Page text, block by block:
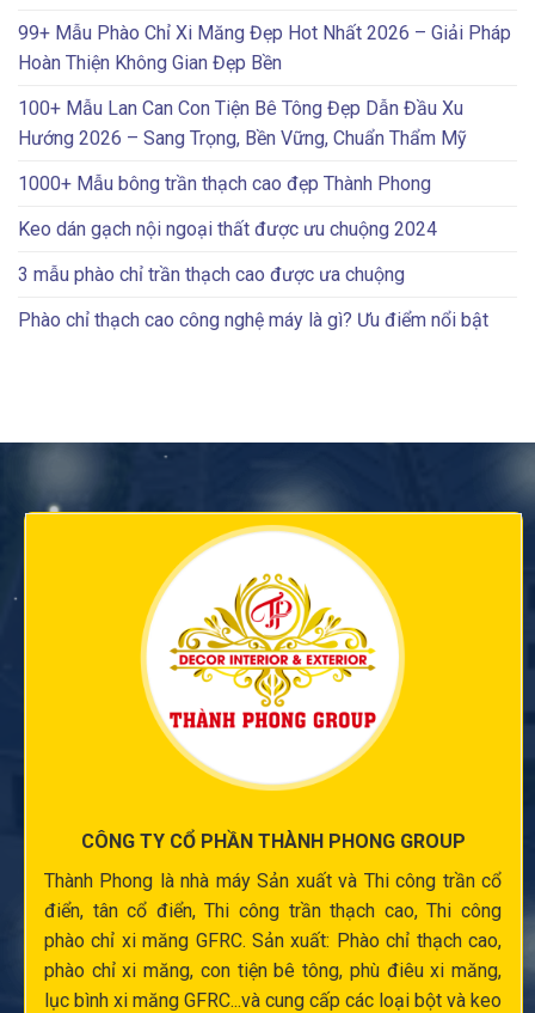
99+ Mẫu Phào Chỉ Xi Măng Đẹp Hot Nhất 2026 – Giải Pháp
Hoàn Thiện Không Gian Đẹp Bền
100+ Mẫu Lan Can Con Tiện Bê Tông Đẹp Dẫn Đầu Xu
Hướng 2026 – Sang Trọng, Bền Vững, Chuẩn Thẩm Mỹ
1000+ Mẫu bông trần thạch cao đẹp Thành Phong
Keo dán gạch nội ngoại thất được ưu chuộng 2024
3 mẫu phào chỉ trần thạch cao được ưa chuộng
Phào chỉ thạch cao công nghệ máy là gì? Ưu điểm nổi bật
CÔNG TY CỔ PHẦN THÀNH PHONG GROUP
Thành Phong là nhà máy Sản xuất và Thi công trần cổ
điển, tân cổ điển,Thi công trần thạch cao,Thi công
phào chỉ xi măng GFRC. Sản xuất: Phào chỉ thạch cao,
phào chỉ xi măng, con tiện bê tông, phù điêu xi măng,
lục bình xi măng GFRC...và cung cấp các loại bột và keo